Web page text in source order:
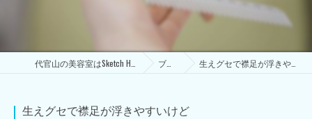
ブログ 生えグセで襟足が浮きやすいけど
生えグセで襟足が浮きやすいけど